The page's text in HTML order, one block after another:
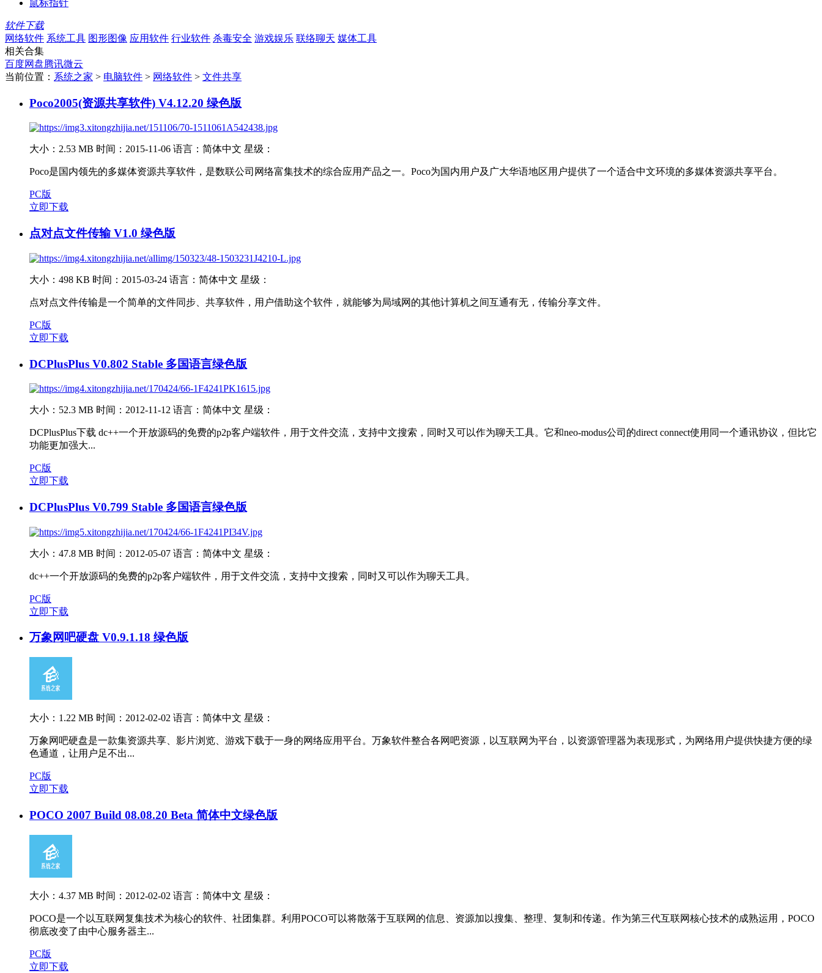
鼠标指针
软件下载
网络软件 系统工具 图形图像 应用软件 行业软件 杀毒安全 游戏娱乐 联络聊天 媒体工具
相关合集
百度网盘腾讯微云
当前位置： 系统之家 > 电脑软件 > 网络软件 > 文件共享
Poco2005(资源共享软件) V4.12.20 绿色版
大小：2.53 MB 时间：2015-11-06 语言：简体中文 星级：
Poco是国内领先的多媒体资源共享软件，是数联公司网络富集技术的综合应用产品之一。Poco为国内用户及广大华语地区用户提供了一个适合中文环境的多媒体资源共享平台。
PC版
立即下载
点对点文件传输 V1.0 绿色版
大小：498 KB 时间：2015-03-24 语言：简体中文 星级：
点对点文件传输是一个简单的文件同步、共享软件，用户借助这个软件，就能够为局域网的其他计算机之间互通有无，传输分享文件。
PC版
立即下载
DCPlusPlus V0.802 Stable 多国语言绿色版
大小：52.3 MB 时间：2012-11-12 语言：简体中文 星级：
DCPlusPlus下载 dc++一个开放源码的免费的p2p客户端软件，用于文件交流，支持中文搜索，同时又可以作为聊天工具。它和neo-modus公司的direct connect使用同一个通讯协议，但比它
功能更加强大...
PC版
立即下载
DCPlusPlus V0.799 Stable 多国语言绿色版
大小：47.8 MB 时间：2012-05-07 语言：简体中文 星级：
dc++一个开放源码的免费的p2p客户端软件，用于文件交流，支持中文搜索，同时又可以作为聊天工具。
PC版
立即下载
万象网吧硬盘 V0.9.1.18 绿色版
大小：1.22 MB 时间：2012-02-02 语言：简体中文 星级：
万象网吧硬盘是一款集资源共享、影片浏览、游戏下载于一身的网络应用平台。万象软件整合各网吧资源，以互联网为平台，以资源管理器为表现形式，为网络用户提供快捷方便的绿
色通道，让用户足不出...
PC版
立即下载
POCO 2007 Build 08.08.20 Beta 简体中文绿色版
大小：4.37 MB 时间：2012-02-02 语言：简体中文 星级：
POCO是一个以互联网复集技术为核心的软件、社团集群。利用POCO可以将散落于互联网的信息、资源加以搜集、整理、复制和传递。作为第三代互联网核心技术的成熟运用，POCO
彻底改变了由中心服务器主...
PC版
立即下载